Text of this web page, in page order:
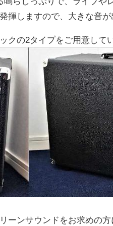
揮しますので、大きな音
クの2タイプをご用意して
ーンサウンドをお求めの方